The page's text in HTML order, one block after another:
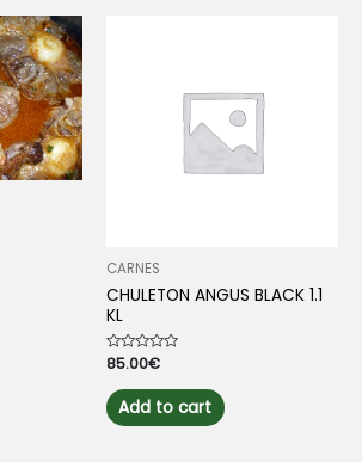
CARNES
CHULETON ANGUS BLACK 1.1
KL
Rated
out
of
5
85.00€
Add to cart